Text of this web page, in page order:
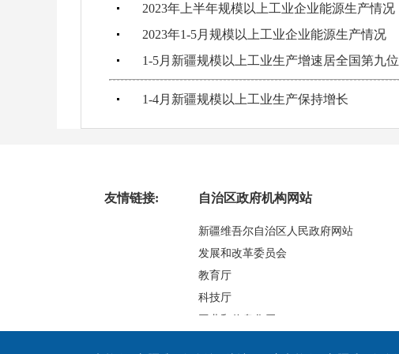
2023年上半年规模以上工业企业能源生产情况
2023年1-5月规模以上工业企业能源生产情况
1-5月新疆规模以上工业生产增速居全国第九位
1-4月新疆规模以上工业生产保持增长
友情链接: 自治区政府机构网站
新疆维吾尔自治区人民政府网站
发展和改革委员会
教育厅
科技厅
工业和信息化厅